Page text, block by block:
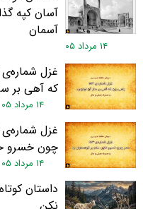
آسان کپه
آسمان
۱۴ مرداد ۰۵
که آهی بر
۱۴ مرداد ۰۵
چون خسرو
۱۴ مرداد ۰۵
داستان